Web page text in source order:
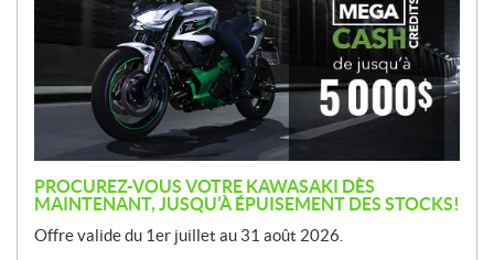
o
PROCUREZ-VOUS VOTRE KAWASAKI DÈS
MAINTENANT, JUSQU’À ÉPUISEMENT DES STOCKS!
Offre valide du 1er juillet au 31 août 2026.